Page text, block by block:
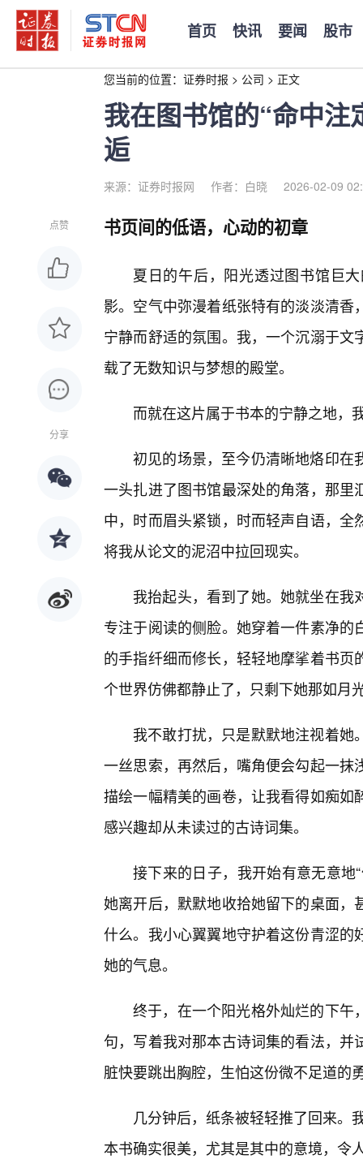
首页 快讯 要闻 股市
您当前的位置： 证券时报 > 公司 > 正文
我在图书馆的“命中
逅
来源：证券时报网 作者：白晓 2026-02-09
点赞
分享
书页间的低语，心动的初章
夏日的午后，阳光透过图书馆巨
影。空气中弥漫着纸张特有的淡淡清
宁静而舒适的氛围。我，一个沉溺于
载了无数知识与梦想的殿堂。
而就在这片属于书本的宁静之地
初见的场景，至今仍清晰地烙印在
一头扎进了图书馆最深处的角落，那
中，时而眉头紧锁，时而轻声自语，
将我从论文的泥沼中拉回现实。
我抬起头，看到了她。她就坐在
专注于阅读的侧脸。她穿着一件素净
的手指纤细而修长，轻轻地摩挲着书
个世界仿佛都静止了，只剩下她那如月
我不敢打扰，只是默默地注视着
一丝思索，再然后，嘴角便会勾起一
描绘一幅精美的画卷，让我看得如痴
感兴趣却从未读过的古诗词集。
接下来的日子，我开始有意无意地
她离开后，默默地收拾她留下的桌面
什么。我小心翼翼地守护着这份青涩
她的气息。
终于，在一个阳光格外灿烂的下午
句，写着我对那本古诗词集的看法，
脏快要跳出胸腔，生怕这份微不足道的
几分钟后，纸条被轻轻推了回来。
本书确实很美，尤其是其中的意境，令